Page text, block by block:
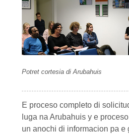
Potret cortesia di Arubahuis
E proceso completo di
luga na Arubahuis y e
un anochi di informacion pa e